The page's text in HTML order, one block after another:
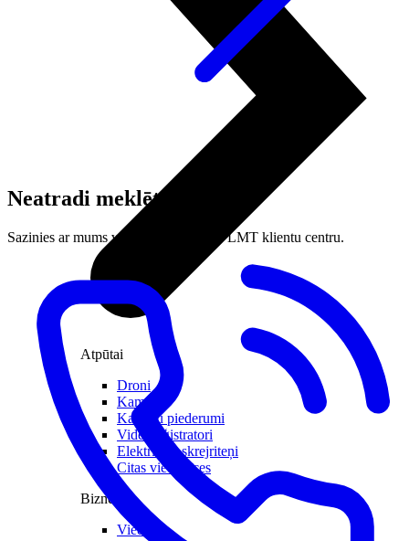
Atpūtai
Droni
Kameras
Kameru piederumi
Videoreģistratori
Elektriskie skrejriteņi
Citas viedierīces
Biznesam
Viedkase
Neatradi meklēto?
Sazinies ar mums vai apmeklē tuvāko LMT klientu centru.